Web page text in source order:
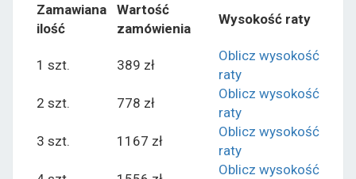
Zamawiana
ilość
Wartość
zamówienia
Wysokość raty
1 szt. 389 zł
Oblicz wysokość
raty
2 szt.
778 zł
Oblicz wysokość
raty
3 szt.
1167 zł
Oblicz wysokość
raty
Oblicz wysokość